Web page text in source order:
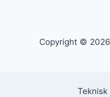
Copyright ©